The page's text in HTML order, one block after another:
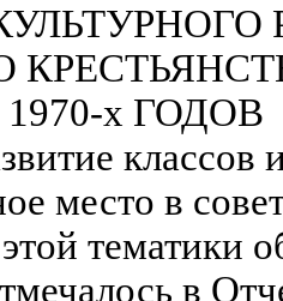
х ГОДОВ
место в
тематики
в